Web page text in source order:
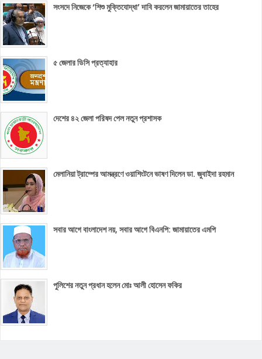
সংসদে নিজেকে ‘শিশু মুক্তিযোদ্ধা’ দাবি করলেন জামায়াতের তাহের
৫ জেলার ডিসি প্রত্যাহার
দেশের ৪২ জেলা পরিষদ পেল নতুন প্রশাসক
মেলানিয়া ট্রাম্পের আমন্ত্রণে ওয়াশিংটনে ভাষণ দিলেন ডা. জুবাইদা রহমান
সবার আগে বাংলাদেশ নয়, সবার আগে বিএনপি: জামায়াতের এমপি
পুলিশের নতুন প্রধান হলেন মোঃ আলী হোসেন ফকির